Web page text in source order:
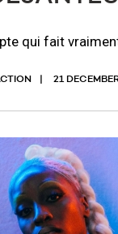
qui fait
21